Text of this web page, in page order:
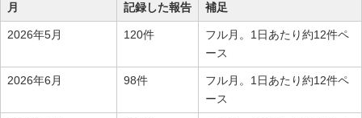
月 記録した報告 補足
2026年5月 120件
フル月。1日あたり約12件ペ
ース
2026年6月 98件
フル月。1日あたり約12件ペ
ース